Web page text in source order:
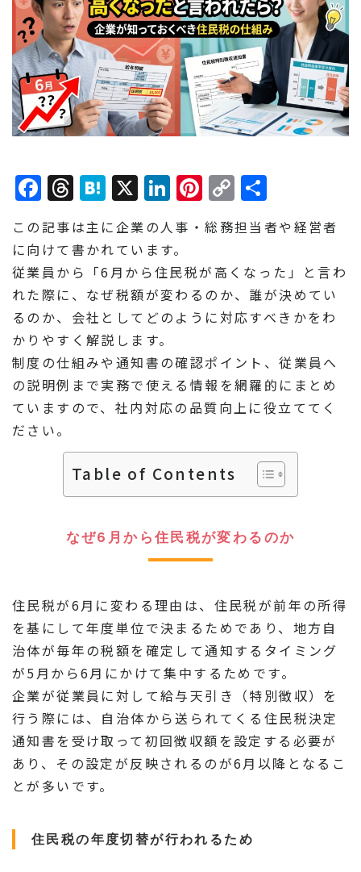
Facebook
Threads
Hatena
X LinkedIn
Pinterest
Copy
Link
有
この記事は主に企業の人事・総務担当者や経営者
に向けて書かれています。
従業員から「6月から住民税が高くなった」と言わ
れた際に、なぜ税額が変わるのか、誰が決めてい
るのか、会社としてどのように対応すべきかをわ
かりやすく解説します。
制度の仕組みや通知書の確認ポイント、従業員へ
の説明例まで実務で使える情報を網羅的にまとめ
ていますので、社内対応の品質向上に役立ててく
ださい。
Table of Contents
なぜ6月から住民税が変わるのか
住民税が6月に変わる理由は、住民税が前年の所得
を基にして年度単位で決まるためであり、地方自
治体が毎年の税額を確定して通知するタイミング
が5月から6月にかけて集中するためです。
企業が従業員に対して給与天引き（特別徴収）を
行う際には、自治体から送られてくる住民税決定
通知書を受け取って初回徴収額を設定する必要が
あり、その設定が反映されるのが6月以降となるこ
とが多いです。
住民税の年度切替が行われるため